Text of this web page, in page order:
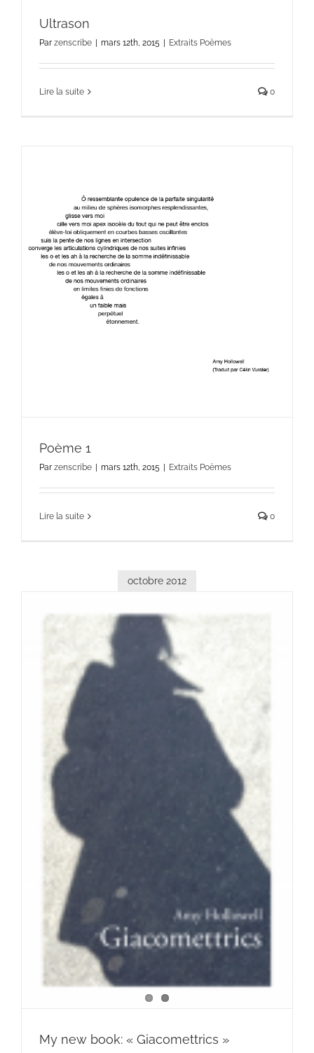
Ultrason
Par zenscribe | mars 12th, 2015 | Extraits Poèmes
Lire la suite 0
Poème 1
Par zenscribe | mars 12th, 2015 | Extraits Poèmes
Lire la suite 0
octobre 2012
My new book: « Giacomettrics »